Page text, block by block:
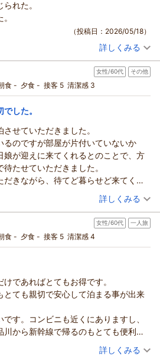
れた。
（投稿日：2026/05/18）
らん ◎期間限定スペシャル価格◎
大人一人あたり/税込)
詳しくみる
女性/60代 その他
食 - 夕食 - 接客 5 清潔感 3
した。
せていただきました。
るのですが部屋が片付いていないか
娘が迎えに来てくれるとのことで、方
たせていただきました。
きながら、待てど暮らせど来てくれ
のに待たせてくださってありがとうご
ろまでは来てくれてました。
てもらえなかったら宿泊させていた
（投稿日：2026/05/10）
の他)
らん ◎期間限定スペシャル価格◎
詳しくみる
女性/60代 一人旅
食 - 夕食 - 接客 5 清潔感 4
であればとてもお得です。
とても親切で安心して泊まる事が出来
す。コンビニも近くにありますし、
から新幹線で帰るのもとても便利で
（投稿日：2026/04/30）
詳しくみる